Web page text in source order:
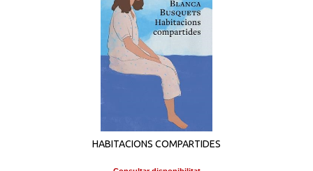
HABITACIONS COMPARTIDES